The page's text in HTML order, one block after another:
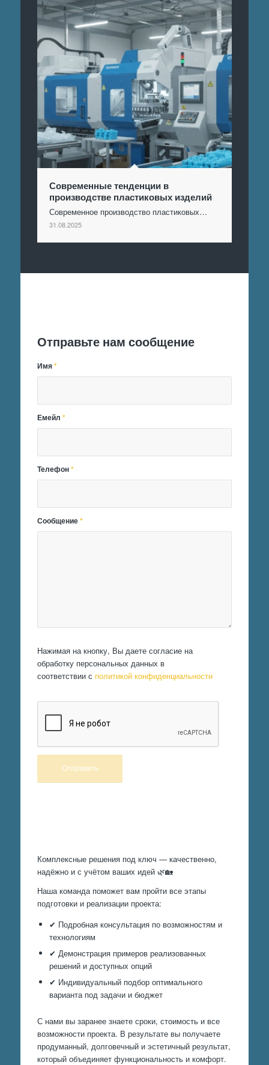
Современные тенденции в
производстве пластиковых изделий
Современное производство пластиковых…
31.08.2025
Отправьте нам сообщение
Имя*
Емейл*
Телефон*
Сообщение*
Нажимая на кнопку, Вы даете согласие на
обработку персональных данных в
соответствии с политикой конфиденциальности
Комплексные решения под ключ — качественно,
надёжно и с учётом ваших идей 🌿🏡
Наша команда поможет вам пройти все этапы
подготовки и реализации проекта:
✔ Подробная консультация по возможностям и
технологиям
✔ Демонстрация примеров реализованных
решений и доступных опций
✔ Индивидуальный подбор оптимального
варианта под задачи и бюджет
С нами вы заранее знаете сроки, стоимость и все
возможности проекта. В результате вы получаете
продуманный, долговечный и эстетичный результат,
который объединяет функциональность и комфорт.